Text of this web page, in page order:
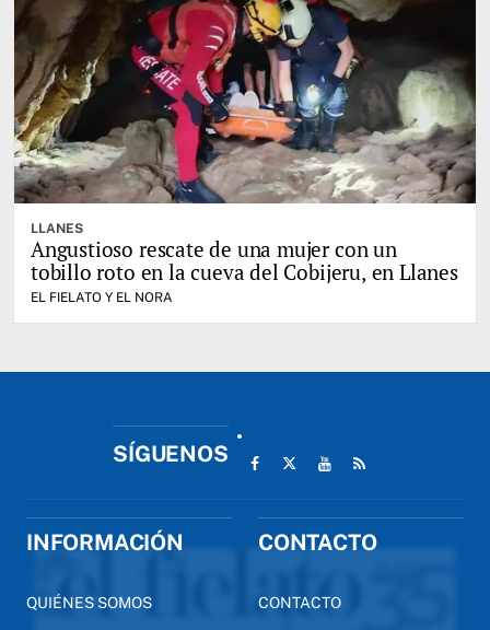
LLANES
Angustioso rescate de una mujer con un
tobillo roto en la cueva del Cobijeru, en Llanes
EL FIELATO Y EL NORA
SÍGUENOS
INFORMACIÓN
QUIÉNES SOMOS
CONTACTO
CONTACTO